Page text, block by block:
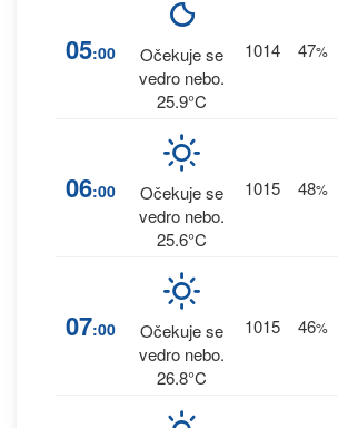
05:00
Očekuje se
vedro nebo.
25.9°C
1014 47%
06:00
Očekuje se
vedro nebo.
25.6°C
1015 48%
07:00
Očekuje se
vedro nebo.
26.8°C
1015 46%